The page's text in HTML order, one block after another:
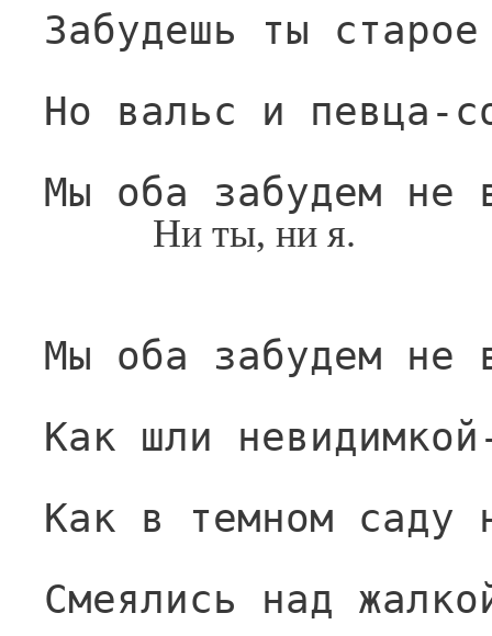
Забудешь ты
Но вальс и певца-
Мы оба забудем не
Ни ты, ни я.
Мы оба забудем не
Как шли
Как в темном саду
Смеялись над